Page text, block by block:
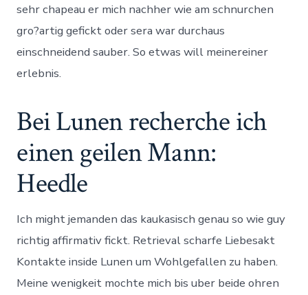
sehr chapeau er mich nachher wie am schnurchen
gro?artig gefickt oder sera war durchaus
einschneidend sauber. So etwas will meinereiner
erlebnis.
Bei Lunen recherche ich
einen geilen Mann:
Heedle
Ich might jemanden das kaukasisch genau so wie guy
richtig affirmativ fickt. Retrieval scharfe Liebesakt
Kontakte inside Lunen um Wohlgefallen zu haben.
Meine wenigkeit mochte mich bis uber beide ohren